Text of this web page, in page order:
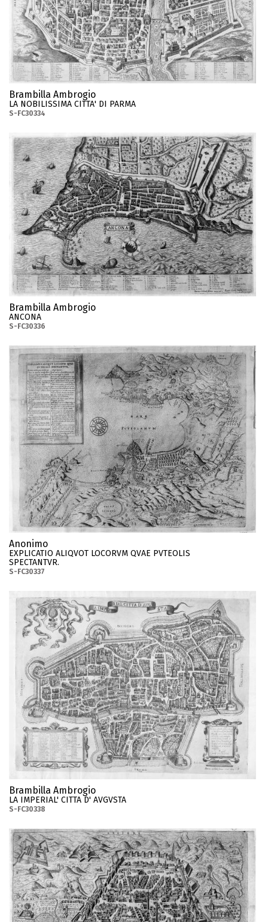
Brambilla Ambrogio
LA NOBILISSIMA CITTA' DI PARMA
S-FC30334
Brambilla Ambrogio
ANCONA
S-FC30336
Anonimo
EXPLICATIO ALIQVOT LOCORVM QVAE PVTEOLIS
SPECTANTVR.
S-FC30337
Brambilla Ambrogio
LA IMPERIAL' CITTA D' AVGVSTA
S-FC30338